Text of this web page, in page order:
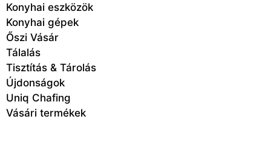
Konyhai eszközök
Konyhai gépek
Őszi Vásár
Tálalás
Tisztítás & Tárolás
Újdonságok
Uniq Chafing
Vásári termékek